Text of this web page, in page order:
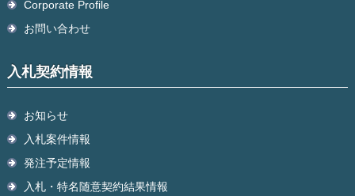
Corporate Profile
お問い合わせ
入札契約情報
お知らせ
入札案件情報
発注予定情報
入札・特名随意契約結果情報